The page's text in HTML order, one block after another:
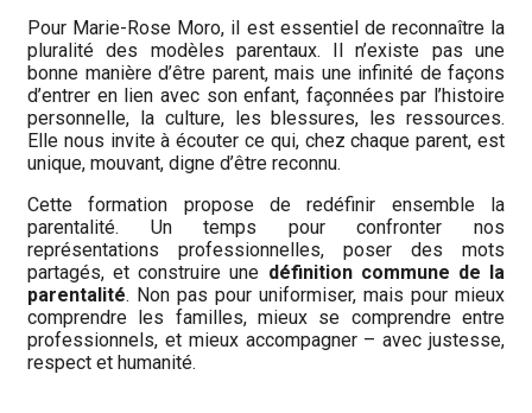
Pour Marie-Rose Moro, il est essentiel de reconnaître la
pluralité des modèles parentaux. Il n’existe pas une
bonne manière d’être parent, mais une infinité de façons
d’entrer en lien avec son enfant, façonnées par l’histoire
personnelle, la culture, les blessures, les ressources.
Elle nous invite à écouter ce qui, chez chaque parent, est
unique, mouvant, digne d’être reconnu.
Cette formation propose de redéfinir ensemble la
parentalité. Un temps pour confronter nos
représentations professionnelles, poser des mots
partagés, et construire une définition commune de la
parentalité. Non pas pour uniformiser, mais pour mieux
comprendre les familles, mieux se comprendre entre
professionnels, et mieux accompagner – avec justesse,
respect et humanité.